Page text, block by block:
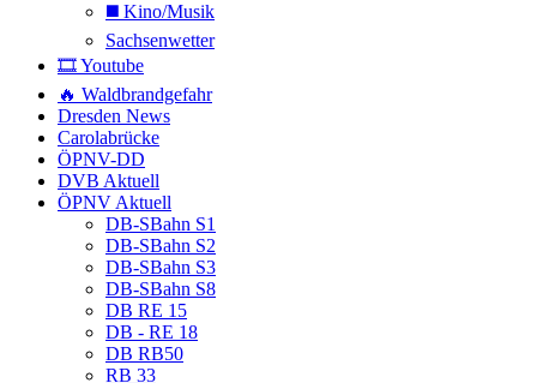
◼️ Kino/Musik
Sachsenwetter
🎞️ Youtube
🔥 Waldbrandgefahr
Dresden News
Carolabrücke
ÖPNV-DD
DVB Aktuell
ÖPNV Aktuell
DB-SBahn S1
DB-SBahn S2
DB-SBahn S3
DB-SBahn S8
DB RE 15
DB - RE 18
DB RB50
RB 33